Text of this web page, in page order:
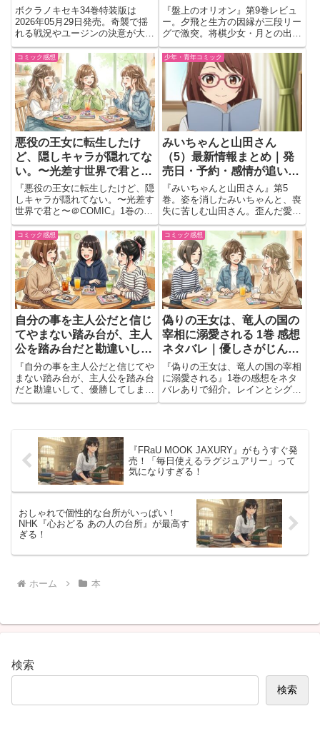
ボクラノキセキ34巻特装版は
2026年05月29日発売。奇襲で揺
れる戦況やユージンの決意が大き
な見どころに。描き下ろし小冊子
付き特装版の予約前に内容をチェ
ック。
局
『盤上のオリオン』第9巻レビュ
ー。夕飛と生方の因縁が三段リー
グで激突。将棋少女・月との出会
いから始まる青春ドラマが大きく
動く、将棋×恋×成長の物語。
コミック感想
悪役の王女に転生したけ
ど、隠しキャラが隠れてな
い。〜光差す世界で君と〜
＠COMIC 第1巻 感想 ネタ
バレ 見どころ｜リュシエ
ンヌとルルの出会いが胸を
打つ
『悪役の王女に転生したけど、隠
しキャラが隠れてない。〜光差す
世界で君と〜＠COMIC』1巻の感
想をネタバレありで紹介。リュシ
エンヌとルルの出会いや心温まる
やり取りを語ります。
少年・青年コミック
みいちゃんと山田さん
（5）最新情報まとめ｜発
売日・予約・感情が追いつ
かない最新巻
『みいちゃんと山田さん』第5
巻。姿を消したみいちゃんと、喪
失に苦しむ山田さん。歪んだ愛情
と支配の中で始まる、ふたり暮ら
しの物語を描く。
コミック感想
自分の事を主人公だと信じ
てやまない踏み台が、主人
公を踏み台だと勘違いし
て、優勝してしまうお話で
す@COMIC 第1巻 感想 ネ
タバレ｜勘違いだけで運命
を変える主人公が最高に面
『自分の事を主人公だと信じてや
まない踏み台が、主人公を踏み台
だと勘違いして、優勝してしまう
お話です@COMIC』1巻の感想・
コミック感想
偽りの王女は、竜人の国の
宰相に溺愛される 1巻 感想
ネタバレ｜優しさがじんわ
り沁みる恋物語
『偽りの王女は、竜人の国の宰相
に溺愛される』1巻の感想をネタ
バレありで紹介。レインとシグル
トの優しい関係や胸に残る場面、
『FRaU MOOK JAXURY』がもうすぐ発
売！「毎日使えるラグジュアリー」って
気になりすぎる！
おしゃれで個性的な台所がいっぱい！
NHK『心おどる あの人の台所』が最高す
ぎる！
ホーム 本
検索
検索